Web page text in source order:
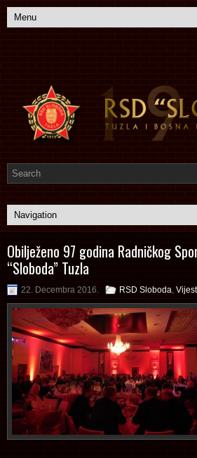
Obilježeno 97 godina Radničkog
“Sloboda” Tuzla
22. Decembra 2016. RSD Sloboda